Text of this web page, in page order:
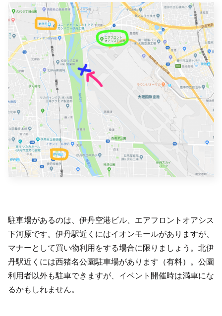
駐車場があるのは、伊丹空港ビル、エアフロントオアシス
下河原です。伊丹駅近くにはイオンモールがありますが、
マナーとして買い物利用をする場合に限りましょう。北伊
丹駅近くには西猪名公園駐車場があります（有料）。公園
利用者以外も駐車できますが、イベント開催時は満車にな
るかもしれません。